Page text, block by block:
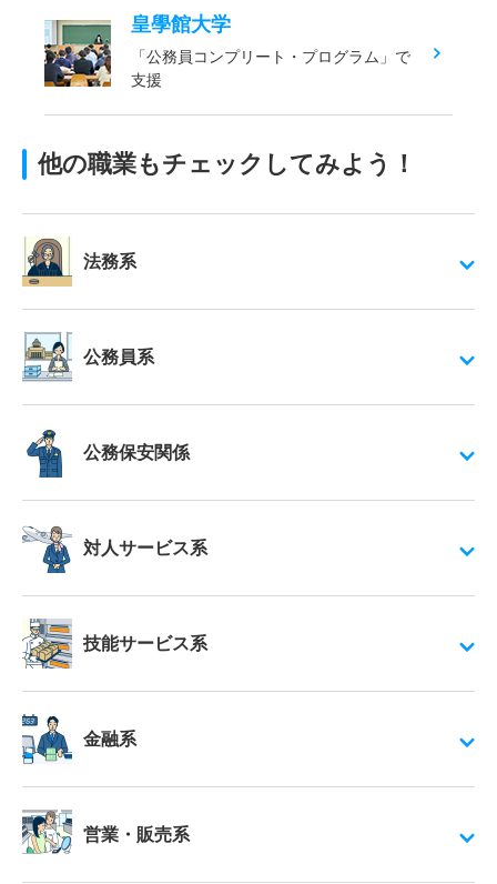
皇學館大学
「公務員コンプリート・プログラム」で
支援
他の職業もチェックしてみよう！
法務系
公務員系
公務保安関係
対人サービス系
技能サービス系
金融系
営業・販売系